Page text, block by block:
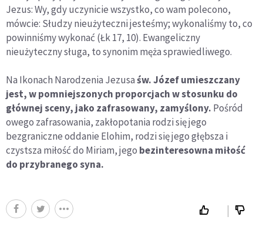
Jezus: Wy, gdy uczynicie wszystko, co wam polecono,
mówcie: Słudzy nieużyteczni jesteśmy; wykonaliśmy to, co
powinniśmy wykonać (Łk 17, 10). Ewangeliczny
nieużyteczny sługa, to synonim męża sprawiedliwego.
Na Ikonach Narodzenia Jezusaśw. Józef umieszczany
jest, w pomniejszonych proporcjach w stosunku do
głównej sceny, jako zafrasowany, zamyślony. Pośród
owego zafrasowania, zakłopotania rodzi się jego
bezgraniczne oddanie Elohim, rodzi się jego głębsza i
czystsza miłość do Miriam, jego bezinteresowna miłość
do przybranego syna.